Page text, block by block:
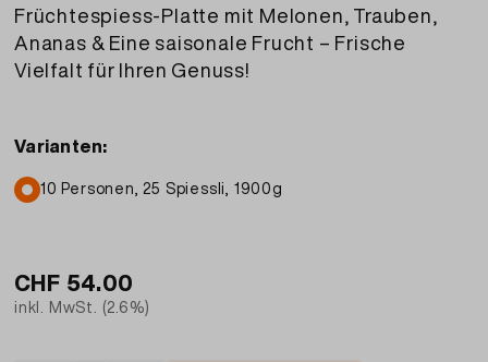
Früchtespiess-Platte mit Melonen, Trauben,
Ananas & Eine saisonale Frucht – Frische
Vielfalt für Ihren Genuss!
Varianten:
10 Personen, 25 Spiessli, 1900g
CHF 54.00
inkl. MwSt. (2.6%)